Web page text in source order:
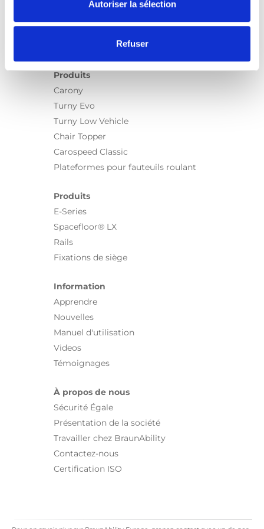
Autoriser la sélection
Refuser
Produits
Carony
Turny Evo
Turny Low Vehicle
Chair Topper
Carospeed Classic
Plateformes pour fauteuils roulant
Produits
E-Series
Spacefloor® LX
Rails
Fixations de siège
Information
Apprendre
Nouvelles
Manuel d'utilisation
Videos
Témoignages
À propos de nous
Sécurité Égale
Présentation de la société
Travailler chez BraunAbility
Contactez-nous
Certification ISO